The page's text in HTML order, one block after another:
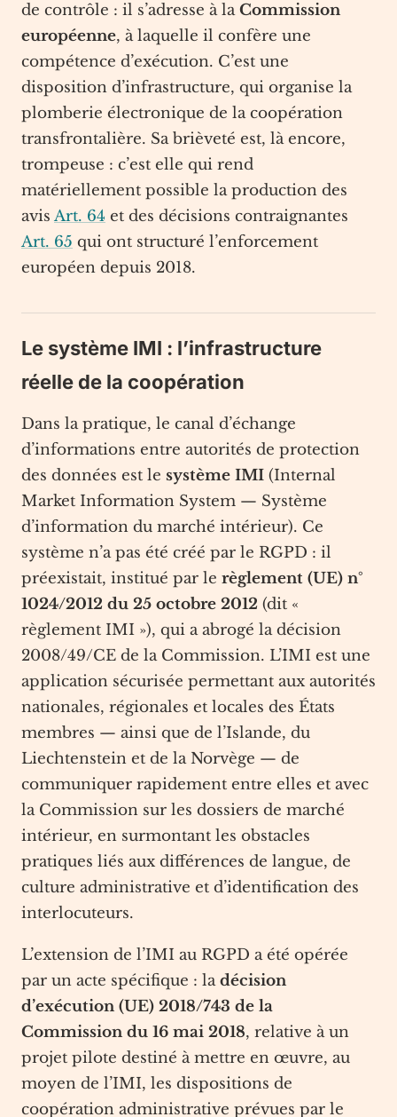
de contrôle : il s’adresse à laCommission
européenne, à laquelle il confère une
compétence d’exécution. C’est une
disposition d’infrastructure, qui organise la
plomberie électronique de la coopération
transfrontalière. Sa brièveté est, là encore,
trompeuse : c’est elle qui rend
matériellement possible la production des
avis Art. 64 et des décisions contraignantes
Art. 65 qui ont structuré l’enforcement
européen depuis 2018.
Le système IMI : l’infrastructure
réelle de la coopération
Dans la pratique, le canal d’échange
d’informations entre autorités de protection
des données est le système IMI (Internal
Market Information System — Système
d’information du marché intérieur). Ce
système n’a pas été créé par le RGPD : il
préexistait, institué par le règlement (UE) n°
1024/2012 du 25 octobre 2012 (dit «
règlement IMI »), qui a abrogé la décision
2008/49/CE de la Commission. L’IMI est une
application sécurisée permettant aux autorités
nationales, régionales et locales des États
membres — ainsi que de l’Islande, du
Liechtenstein et de la Norvège — de
communiquer rapidement entre elles et avec
la Commission sur les dossiers de marché
intérieur, en surmontant les obstacles
pratiques liés aux différences de langue, de
culture administrative et d’identification des
interlocuteurs.
L’extension de l’IMI au RGPD a été opérée
par un acte spécifique : ladécision
d’exécution (UE) 2018/743 de la
Commission du 16 mai 2018, relative à un
projet pilote destiné à mettre en œuvre, au
moyen de l’IMI, les dispositions de
coopération administrative prévues par le